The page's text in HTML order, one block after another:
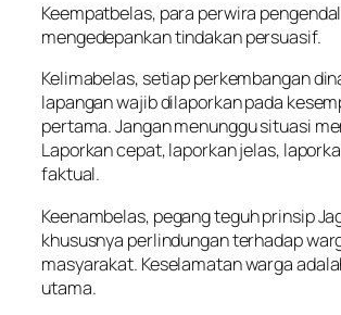
Keempatbelas, para perwira
mengedepankan tindakan persuasif.
Kelimabelas, setiap perkembangan
lapangan wajib dilaporkan pada
pertama. Jangan menunggu situasi
Laporkan cepat, laporkan jelas,
faktual.
Keenambelas, pegang teguh prinsip
khususnya perlindungan terhadap
masyarakat. Keselamatan warga
utama.